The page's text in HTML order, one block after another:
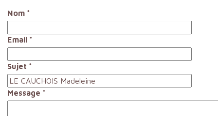
Nom *
Email *
Sujet *
Message *